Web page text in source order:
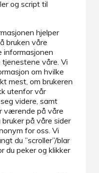
og script til
hjelper
bruken våre
informasjonen
våre. Vi
om hvilke
mest, om brukeren
utenfor vår
videre, samt
værende på våre
på våre sider
for oss. Vi
du ”scroller”/blar
du peker og klikker